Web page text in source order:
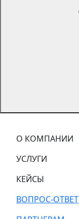
О КОМПАНИИ
УСЛУГИ
КЕЙСЫ
ВОПРОС-ОТВЕТ